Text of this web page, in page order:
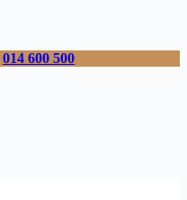
014 600 500